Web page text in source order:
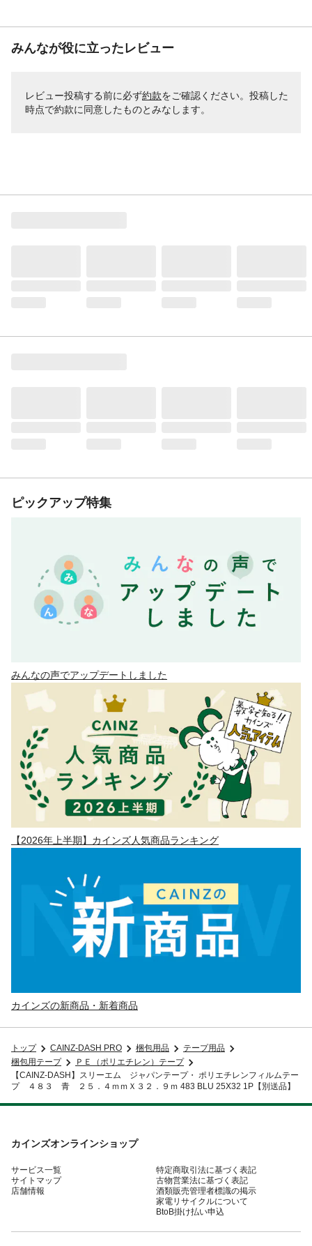
みんなが役に立ったレビュー
レビュー投稿する前に必ず約款をご確認ください。投稿した
時点で約款に同意したものとみなします。
ピックアップ特集
みんなの声でアップデートしました
【2026年上半期】カインズ人気商品ランキング
カインズの新商品・新着商品
トップ CAINZ-DASH PRO 梱包用品
テープ用品
梱包用テープ
ＰＥ（ポリエチレン）テープ
【CAINZ-DASH】スリーエム ジャパンテープ・ ポリエチレンフィルムテー
プ ４８３ 青 ２５．４ｍｍＸ３２．９ｍ 483 BLU 25X32 1P【別送品】
カインズオンラインショップ
サービス一覧
サイトマップ
店舗情報
特定商取引法に基づく表記
古物営業法に基づく表記
酒類販売管理者標識の掲示
家電リサイクルについて
BtoB掛け払い申込